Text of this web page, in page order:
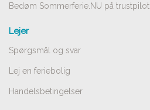
Bedøm Sommerferie.NU på trustpilot
Lejer
Spørgsmål og svar
Lej en feriebolig
Handelsbetingelser